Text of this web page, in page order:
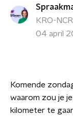
KRO-
04 april
Komende
waarom zou je
kilometer te